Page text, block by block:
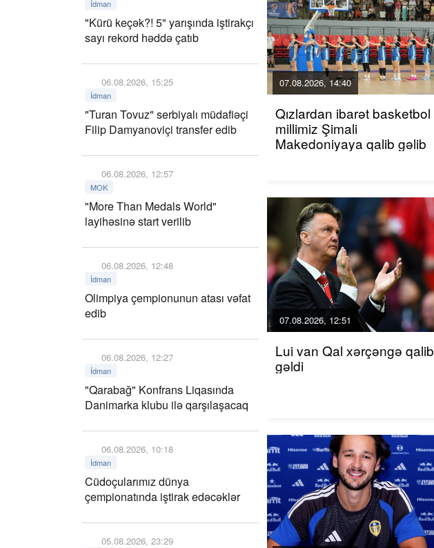
İdman
"Kürü keçək?! 5" yarışında iştirakçı
sayı rekord həddə çatıb
06.08.2026, 15:25
İdman
"Turan Tovuz" serbiyalı müdafiəçi
Filip Damyanoviçi transfer edib
06.08.2026, 12:57
MOK
"More Than Medals World"
layihəsinə start verilib
06.08.2026, 12:48
İdman
Olimpiya çempionunun atası vəfat
edib
06.08.2026, 12:27
İdman
"Qarabağ" Konfrans Liqasında
Danimarka klubu ilə qarşılaşacaq
06.08.2026, 10:18
İdman
Cüdoçularımız dünya
çempionatında iştirak edəcəklər
05.08.2026, 23:29
07.08.2026, 14:40
Qızlardan ibarət basketbol
millimiz Şimali
Makedoniyaya qalib gəlib
07.08.2026, 12:51
Lui van Qal xərçəngə qalib
gəldi